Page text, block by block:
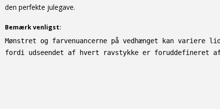
den perfekte julegave.
Bemærk venligst:
Mønstret og farvenuancerne på vedhænget kan
fordi udseendet af hvert ravstykke er foruddefineret